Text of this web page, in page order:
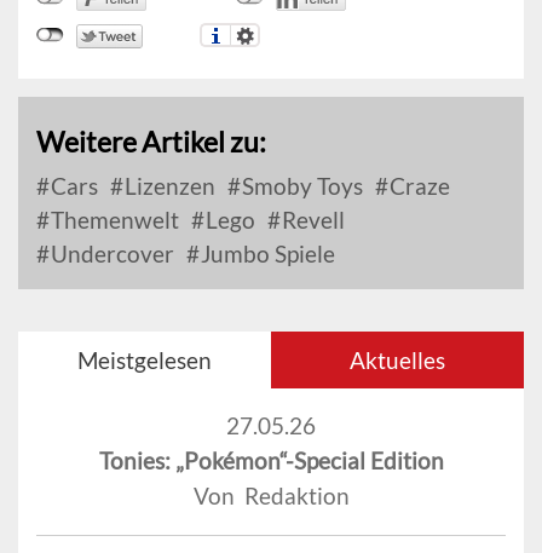
Weitere Artikel zu:
Cars Lizenzen Smoby Toys
Craze
Themenwelt
Lego
Revell
Undercover
Jumbo Spiele
Meistgelesen Aktuelles
27.05.26
Tonies: „Pokémon“-Special Edition
Von Redaktion